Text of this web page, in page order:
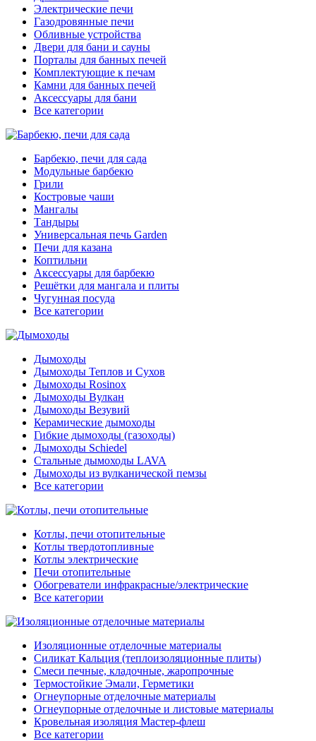
Электрические печи
Газодровянные печи
Обливные устройства
Двери для бани и сауны
Порталы для банных печей
Комплектующие к печам
Камни для банных печей
Аксессуары для бани
Все категории
Барбекю, печи для сада
Модульные барбекю
Грили
Костровые чаши
Мангалы
Тандыры
Универсальная печь Garden
Печи для казана
Коптильни
Аксессуары для барбекю
Решётки для мангала и плиты
Чугунная посуда
Все категории
Дымоходы
Дымоходы Теплов и Сухов
Дымоходы Rosinox
Дымоходы Вулкан
Дымоходы Везувий
Керамические дымоходы
Гибкие дымоходы (газоходы)
Дымоходы Schiedel
Стальные дымоходы LAVA
Дымоходы из вулканической пемзы
Все категории
Котлы, печи отопительные
Котлы твердотопливные
Котлы электрические
Печи отопительные
Обогреватели инфракрасные/электрические
Все категории
Изоляционные отделочные материалы
Силикат Кальция (теплоизоляционные плиты)
Смеси печные, кладочные, жаропрочные
Термостойкие Эмали, Герметики
Огнеупорные отделочные материалы
Огнеупорные отделочные и листовые материалы
Кровельная изоляция Мастер-флеш
Все категории